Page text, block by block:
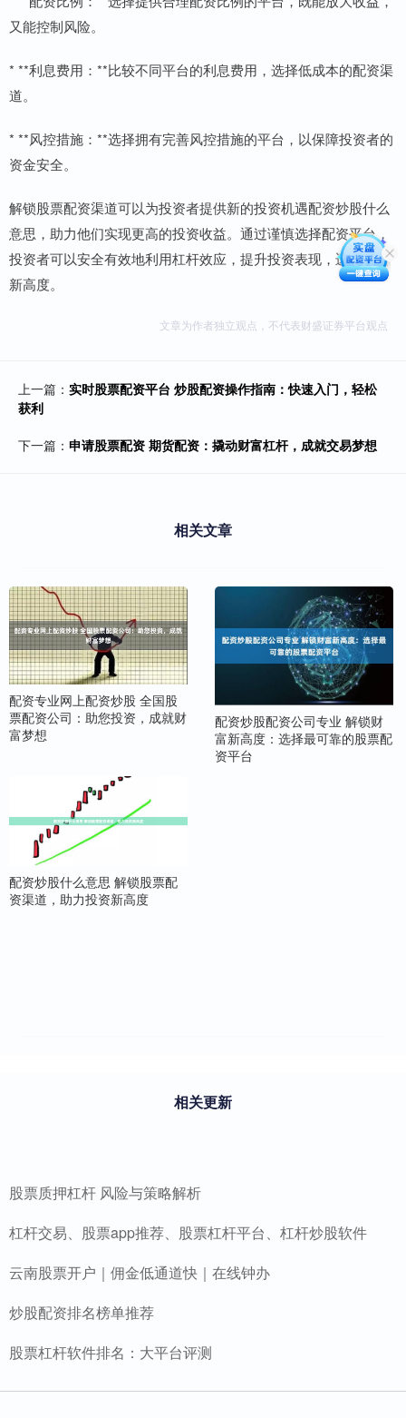
又能控制风险。
* **利息费用：**比较不同平台的利息费用，选择低成本的配资渠
道。
* **风控措施：**选择拥有完善风控措施的平台，以保障投资者的
资金安全。
解锁股票配资渠道可以为投资者提供新的投资机遇配资炒股什么
意思，助力他们实现更高的投资收益。通过谨慎选择配资平台，
投资者可以安全有效地利用杠杆效应，提升投资表现，迈向投资
新高度。
文章为作者独立观点，不代表财盛证券平台观点
上一篇： 实时股票配资平台 炒股配资操作指南：快速入门，轻松
获利
下一篇： 申请股票配资 期货配资：撬动财富杠杆，成就交易梦想
相关文章
配资专业网上配资炒股 全国股
票配资公司：助您投资，成就财
富梦想
配资炒股配资公司专业 解锁财
富新高度：选择最可靠的股票配
资平台
配资炒股什么意思 解锁股票配
资渠道，助力投资新高度
相关更新
股票质押杠杆 风险与策略解析
杠杆交易、股票app推荐、股票杠杆平台、杠杆炒股软件
云南股票开户｜佣金低通道快｜在线钟办
炒股配资排名榜单推荐
股票杠杆软件排名：大平台评测